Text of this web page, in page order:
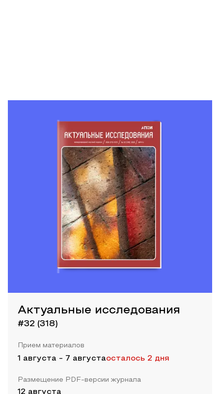
Актуальные исследования
#32 (318)
Прием материалов
1 августа - 7 августаосталось 2 дня
Размещение PDF-версии журнала
12 августа